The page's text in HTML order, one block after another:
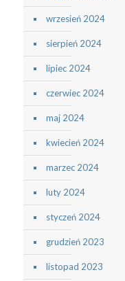
wrzesień 2024
sierpień 2024
lipiec 2024
czerwiec 2024
maj 2024
kwiecień 2024
marzec 2024
luty 2024
styczeń 2024
grudzień 2023
listopad 2023